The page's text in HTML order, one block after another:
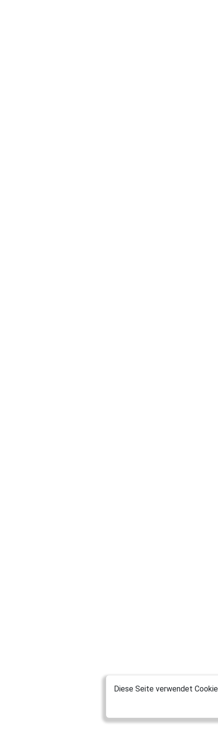
Diese Seite verwendet